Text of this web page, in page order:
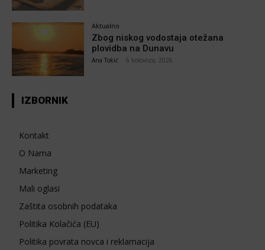
Aktualno
Zbog niskog vodostaja otežana
plovidba na Dunavu
Ana Tokić 6 kolovoza, 2026
IZBORNIK
Kontakt
O Nama
Marketing
Mali oglasi
Zaštita osobnih podataka
Politika Kolačića (EU)
Politika povrata novca i reklamacija